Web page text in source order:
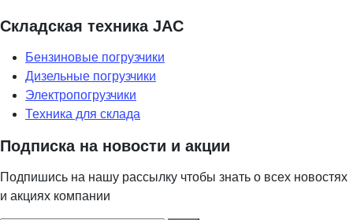
Складская техника JAC
Бензиновые погрузчики
Дизельные погрузчики
Электропогрузчики
Техника для склада
Подписка на новости и акции
Подпишись на нашу рассылку чтобы знать о всех новостях
и акциях компании